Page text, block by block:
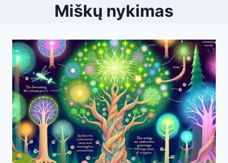
Miškų nykimas